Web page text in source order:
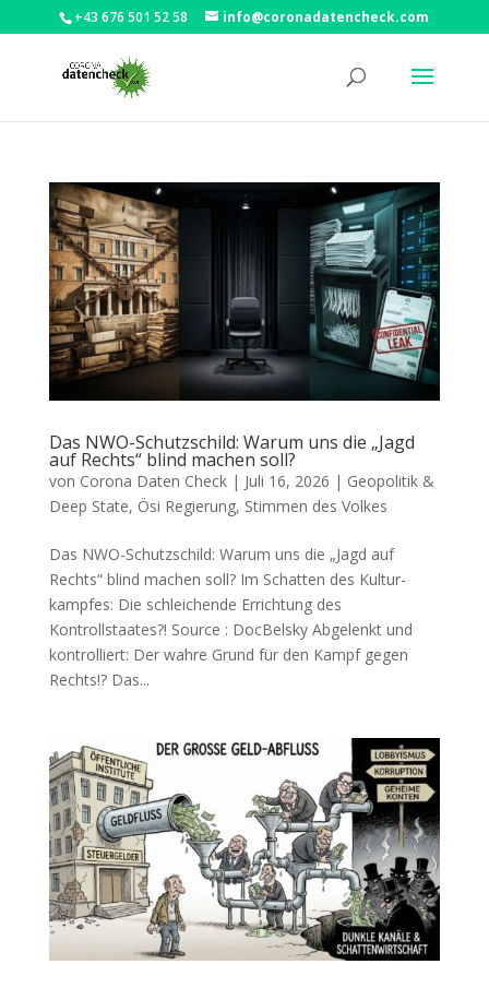
+43 676 501 52 58 info@coronadatencheck.com
Das NWO-Schutzschild: Warum uns die „Jagd
auf Rechts“ blind machen soll?
von Corona Daten Check| Juli 16, 2026 | Geopolitik &
Deep State, Ösi Regierung, Stimmen des Volkes
Das NWO-Schutzschild: Warum uns die „Jagd auf
Rechts“ blind machen soll? Im Schat­ten des Kul­tur­
kamp­fes: Die schlei­chen­de Errich­tung des
Kontrollstaates?! Source : DocBelsky Abge­lenkt und
kon­trol­liert: Der wah­re Grund für den Kampf gegen
Rechts!? Das...